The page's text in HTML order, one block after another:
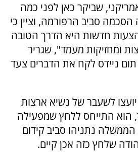
שביקר כאן לפני כמה
סביב הרפורמה, וציין כי
הצעות חדשות היא הדרך הטובה
ומחזיקות מעמד", שגריר
ניידס לקח את הדברים צעד
לשעבר של נשיא ארצות
הוא התייחס ללחץ שמפעילה
נתניהו סביב קידום
שלחץ כזה אכן קיים.